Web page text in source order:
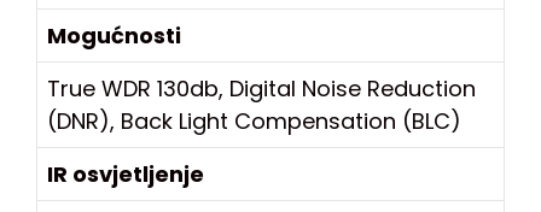
Mogućnosti
True WDR 130db, Digital Noise Reduction
(DNR), Back Light Compensation (BLC)
IR osvjetljenje